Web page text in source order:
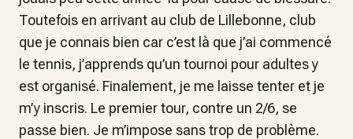
Toutefois en arrivant au club de Lillebonne, club
que je connais bien car c’est là que j’ai commencé
le tennis, j’apprends qu’un tournoi pour adultes y
est organisé. Finalement, je me laisse tenter et je
m’y inscris. Le premier tour, contre un 2/6, se
passe bien. Je m’impose sans trop de problème.